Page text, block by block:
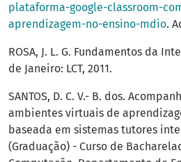
plataforma-google-classroom-
aprendizagem-no-ensino-mdio.
ROSA, J. L. G. Fundamentos da
de Janeiro: LCT, 2011.
SANTOS, D. C. V.- B. dos.
ambientes virtuais de
baseada em sistemas tutores
(Graduação) - Curso de